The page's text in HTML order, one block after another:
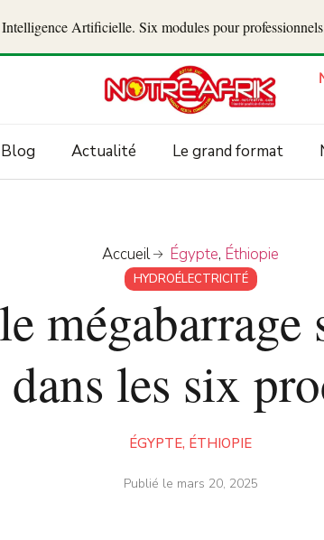
Artificielle. Six modules pour
Blog Actualité Le grand format
Accueil Égypte, Éthiopie
HYDROÉLECTRICITÉ
mégabarrage
les six
ÉGYPTE, ÉTHIOPIE
Publié le mars 20, 2025